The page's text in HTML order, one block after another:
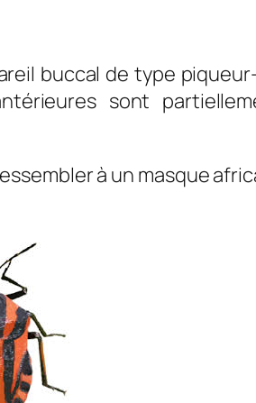
buccal de type
sont
à un masque